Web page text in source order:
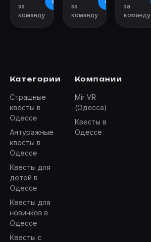
за
команду
за
команду
за
команду
Категории
Страшные
квесты в
Одессе
Антуражные
квесты в
Одессе
Квесты для
детей в
Одессе
Квесты для
новичков в
Одессе
Квесты с
Компании
Mir VR
(Одесса)
Квесты в
Одессе